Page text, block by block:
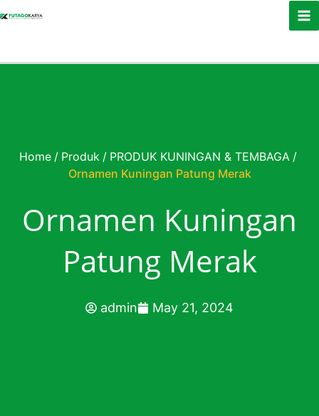
Home / Produk / PRODUK KUNINGAN & TEMBAGA /
Ornamen Kuningan Patung Merak
Ornamen Kuningan
Patung Merak
admin May 21, 2024